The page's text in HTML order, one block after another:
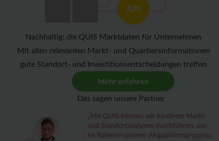
Nachhaltig: die QUIS Marktdaten für Unternehmen
Mit allen relevanten Markt- und Quartiersinformationen
gute Standort- und Investitionsentscheidungen treffen
Das sagen unsere Partner